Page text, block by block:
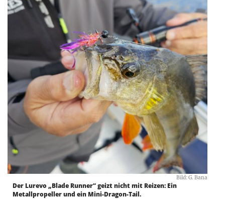
Bild: G. Bana
Der Lurevo „Blade Runner“ geizt nicht mit Reizen: Ein
Metallpropeller und ein Mini-Dragon-Tail.